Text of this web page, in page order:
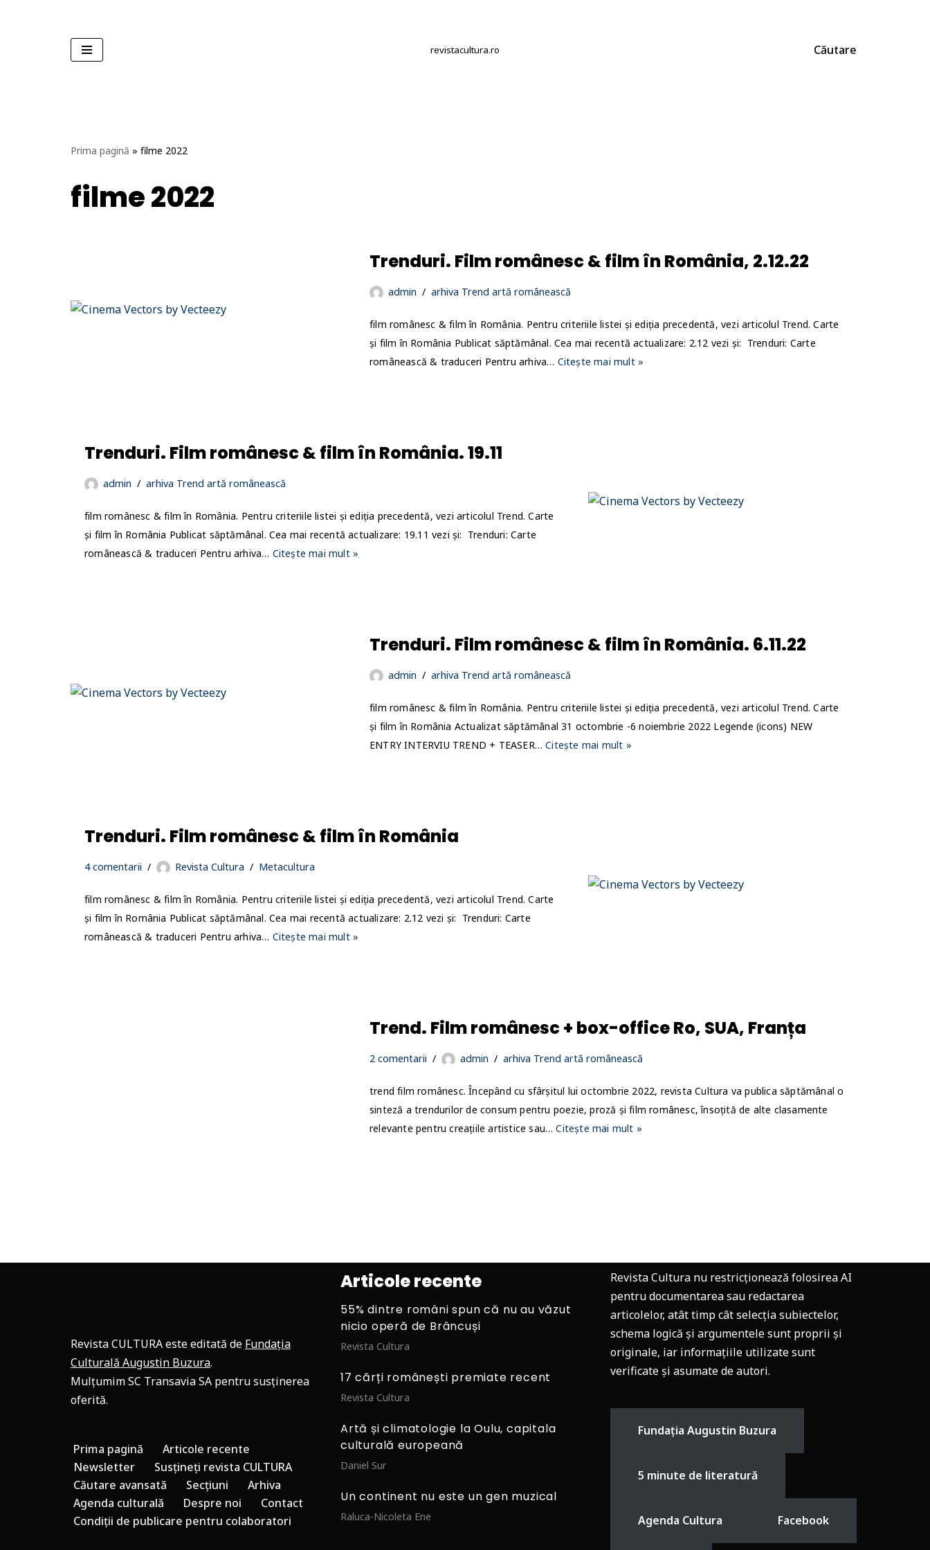
revistacultura.ro Căutare
Prima pagină » filme 2022
filme 2022
Trenduri. Film românesc & film în România, 2.12.22
admin arhiva Trend artă românească
film românesc & film în România. Pentru criteriile listei și ediția precedentă, vezi articolul Trend. Carte
și film în România Publicat săptămânal. Cea mai recentă actualizare: 2.12 vezi și: Trenduri: Carte
românească & traduceri Pentru arhiva… Citește mai mult »
Trenduri. Film românesc & film în România. 19.11
admin arhiva Trend artă românească
film românesc & film în România. Pentru criteriile listei și ediția precedentă, vezi articolul Trend. Carte
și film în România Publicat săptămânal. Cea mai recentă actualizare: 19.11 vezi și: Trenduri: Carte
românească & traduceri Pentru arhiva… Citește mai mult »
Trenduri. Film românesc & film în România. 6.11.22
admin arhiva Trend artă românească
film românesc & film în România. Pentru criteriile listei și ediția precedentă, vezi articolul Trend. Carte
și film în România Actualizat săptămânal 31 octombrie -6 noiembrie 2022 Legende (icons) NEW
ENTRY INTERVIU TREND + TEASER…Citește mai mult »
Trenduri. Film românesc & film în România
4 comentarii Revista Cultura Metacultura
film românesc & film în România. Pentru criteriile listei și ediția precedentă, vezi articolul Trend. Carte
și film în România Publicat săptămânal. Cea mai recentă actualizare: 2.12 vezi și: Trenduri: Carte
românească & traduceri Pentru arhiva… Citește mai mult »
Trend. Film românesc + box-office Ro, SUA, Franța
2 comentarii admin arhiva Trend artă românească
trend film românesc. Începând cu sfârșitul lui octombrie 2022, revista Cultura va publica săptămânal o
sinteză a trendurilor de consum pentru poezie, proză și film românesc, însoțită de alte clasamente
relevante pentru creațiile artistice sau…Citește mai mult »
Revista CULTURA este editată de Fundația
Culturală Augustin Buzura.
Mulțumim SC Transavia SA pentru susținerea
oferită.
Prima pagină
Articole recente
Newsletter
Susțineți revista CULTURA
Căutare avansată
Secțiuni
Arhiva
Agenda culturală
Despre noi
Contact
Condiții de publicare pentru colaboratori
Articole recente
55% dintre români spun că nu au văzut
nicio operă de Brâncuși
Revista Cultura
17 cărți românești premiate recent
Revista Cultura
Artă și climatologie la Oulu, capitala
culturală europeană
Daniel Sur
Un continent nu este un gen muzical
Raluca-Nicoleta Ene
Revista Cultura nu restricționează folosirea AI
pentru documentarea sau redactarea
articolelor, atât timp cât selecția subiectelor,
schema logică și argumentele sunt proprii și
originale, iar informațiile utilizate sunt
verificate și asumate de autori.
Fundația Augustin Buzura
5 minute de literatură
Agenda Cultura Facebook